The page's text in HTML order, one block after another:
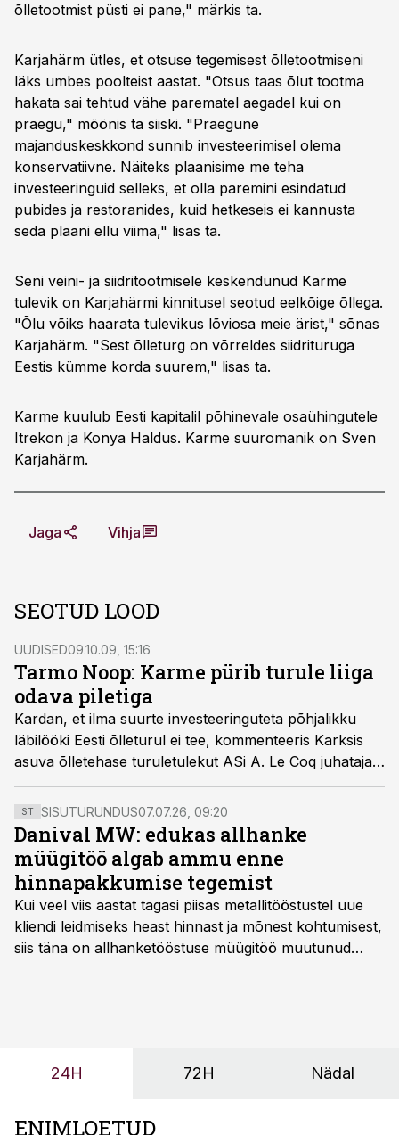
õlletootmist püsti ei pane," märkis ta.
Karjahärm ütles, et otsuse tegemisest õlletootmiseni
läks umbes poolteist aastat. "Otsus taas õlut tootma
hakata sai tehtud vähe parematel aegadel kui on
praegu," möönis ta siiski. "Praegune
majanduskeskkond sunnib investeerimisel olema
konservatiivne. Näiteks plaanisime me teha
investeeringuid selleks, et olla paremini esindatud
pubides ja restoranides, kuid hetkeseis ei kannusta
seda plaani ellu viima," lisas ta.
Seni veini- ja siidritootmisele keskendunud Karme
tulevik on Karjahärmi kinnitusel seotud eelkõige õllega.
"Õlu võiks haarata tulevikus lõviosa meie ärist," sõnas
Karjahärm. "Sest õlleturg on võrreldes siidrituruga
Eestis kümme korda suurem," lisas ta.
Karme kuulub Eesti kapitalil põhinevale osaühingutele
Itrekon ja Konya Haldus. Karme suuromanik on Sven
Karjahärm.
Jaga Vihja
SEOTUD LOOD
UUDISED09.10.09, 15:16
Tarmo Noop: Karme pürib turule liiga
odava piletiga
Kardan, et ilma suurte investeeringuteta põhjalikku
läbilööki Eesti õlleturul ei tee, kommenteeris Karksis
asuva õlletehase turuletulekut ASi A. Le Coq juhataja
Tarmo Noop.
ST SISUTURUNDUS07.07.26, 09:20
Danival MW: edukas allhanke
müügitöö algab ammu enne
hinnapakkumise tegemist
Kui veel viis aastat tagasi piisas metallitööstustel uue
kliendi leidmiseks heast hinnast ja mõnest kohtumisest,
siis täna on allhanketööstuse müügitöö muutunud
24H 72H Nädal
ENIMLOETUD